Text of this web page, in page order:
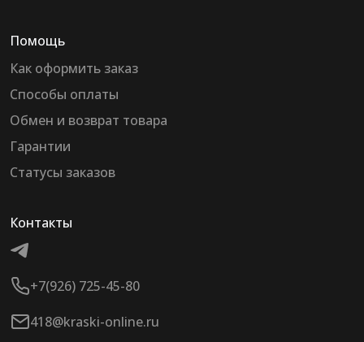
Помощь
Как оформить заказ
Способы оплаты
Обмен и возврат товара
Гарантии
Статусы заказов
Контакты
+7(926) 725-45-80
418@kraski-online.ru